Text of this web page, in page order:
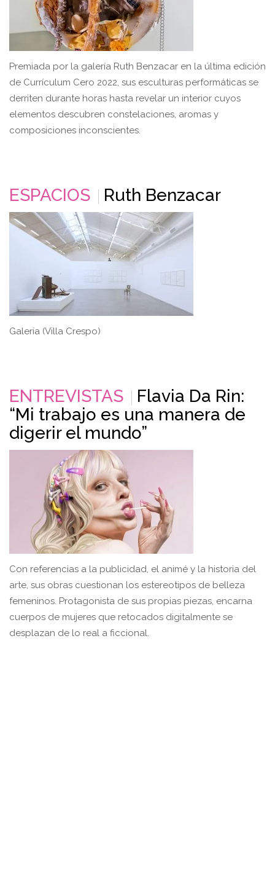
Premiada por la galería Ruth Benzacar en la última edición
de Currículum Cero 2022, sus esculturas performáticas se
derriten durante horas hasta revelar un interior cuyos
elementos descubren constelaciones, aromas y
composiciones inconscientes.
ESPACIOS Ruth Benzacar
Galería (Villa Crespo)
ENTREVISTAS
Flavia Da Rin:
“Mi trabajo es una manera de
digerir el mundo”
Con referencias a la publicidad, el animé y la historia del
arte, sus obras cuestionan los estereotipos de belleza
femeninos. Protagonista de sus propias piezas, encarna
cuerpos de mujeres que retocados digitalmente se
desplazan de lo real a ficcional.